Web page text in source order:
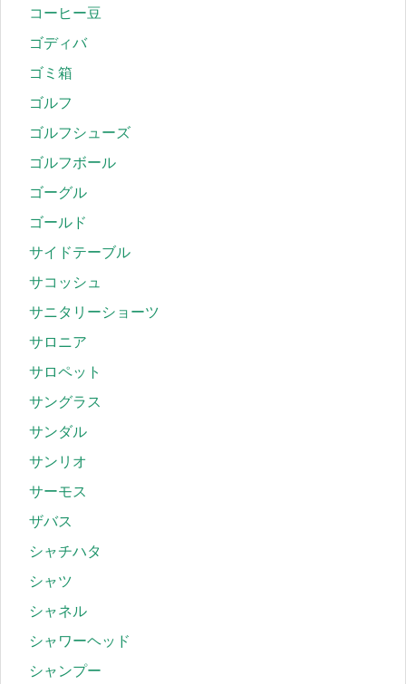
コーヒー豆
ゴディバ
ゴミ箱
ゴルフ
ゴルフシューズ
ゴルフボール
ゴーグル
ゴールド
サイドテーブル
サコッシュ
サニタリーショーツ
サロニア
サロペット
サングラス
サンダル
サンリオ
サーモス
ザバス
シャチハタ
シャツ
シャネル
シャワーヘッド
シャンプー